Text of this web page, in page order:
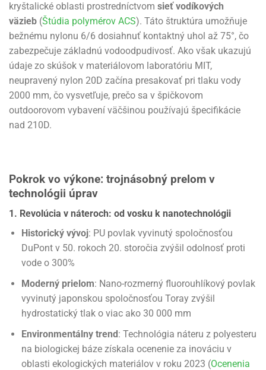
kryštalické oblasti prostredníctvom sieť vodíkových
väzieb (Štúdia polymérov ACS). Táto štruktúra umožňuje
bežnému nylonu 6/6 dosiahnuť kontaktný uhol až 75°, čo
zabezpečuje základnú vodoodpudivosť. Ako však ukazujú
údaje zo skúšok v materiálovom laboratóriu MIT,
neupravený nylon 20D začína presakovať pri tlaku vody
2000 mm, čo vysvetľuje, prečo sa v špičkovom
outdoorovom vybavení väčšinou používajú špecifikácie
nad 210D.
Pokrok vo výkone: trojnásobný prelom v
technológii úprav
1. Revolúcia v náteroch: od vosku k nanotechnológii
Historický vývoj: PU povlak vyvinutý spoločnosťou
DuPont v 50. rokoch 20. storočia zvýšil odolnosť proti
vode o 300%
Moderný prielom: Nano-rozmerný fluorouhlíkový povlak
vyvinutý japonskou spoločnosťou Toray zvýšil
hydrostatický tlak o viac ako 30 000 mm
Environmentálny trend: Technológia náteru z polyesteru
na biologickej báze získala ocenenie za inováciu v
oblasti ekologických materiálov v roku 2023 (Ocenenia